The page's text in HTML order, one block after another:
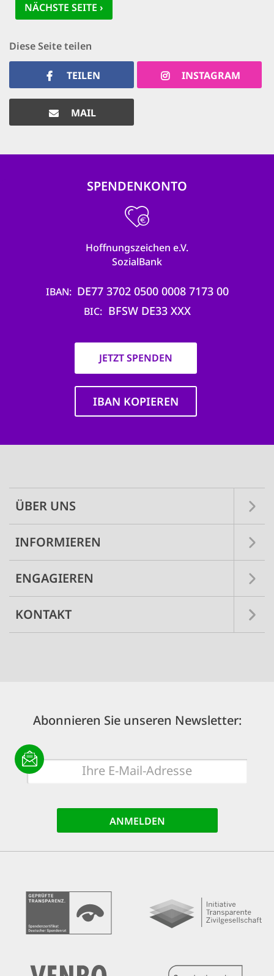
NÄCHSTE SEITE
NÄCHSTE SEITE ›
Diese Seite teilen
TEILEN INSTAGRAM
MAIL
SPENDENKONTO
Hoffnungszeichen e.V.
SozialBank
IBAN DE77 3702 0500 0008 7173 00
BIC BFSW DE33 XXX
JETZT SPENDEN
IBAN KOPIEREN
ÜBER UNS
INFORMIEREN
ENGAGIEREN
KONTAKT
Abonnieren Sie unseren Newsletter:
E-
Mail